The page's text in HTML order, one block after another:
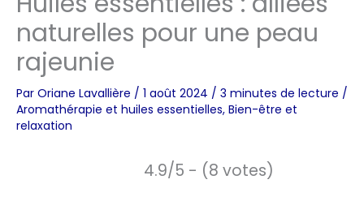
naturelles pour une peau
rajeunie
Par Oriane Lavallière / 1 août 2024 / 3 minutes de lecture /
Aromathérapie et huiles essentielles, Bien-être et
relaxation
4.9/5 - (8 votes)